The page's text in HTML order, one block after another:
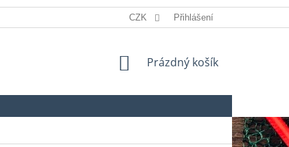
ÚDAJŮ REKLAMACE SLOVNÍK POJMŮ
CZK Přihlášení
NÁKUPNÍ
Prázdný košík